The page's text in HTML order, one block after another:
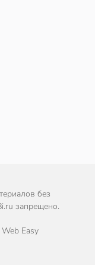
без
запрещено.
Easy